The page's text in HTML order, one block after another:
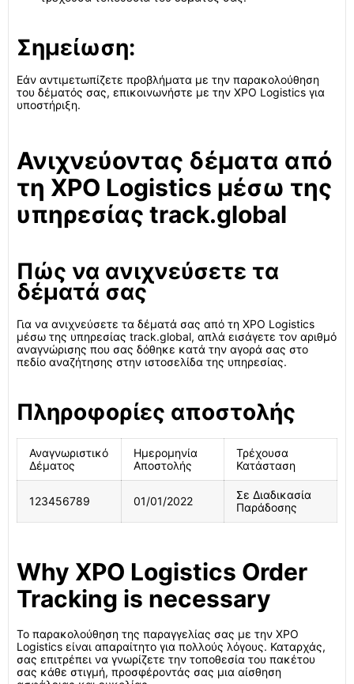
Σημείωση:
Εάν αντιμετωπίζετε προβλήματα με την παρακολούθηση
του δέματός σας, επικοινωνήστε με την XPO Logistics για
υποστήριξη.
Ανιχνεύοντας δέματα από
τη XPO Logistics μέσω της
υπηρεσίας track.global
Πώς να ανιχνεύσετε τα
δέματά σας
Για να ανιχνεύσετε τα δέματά σας από τη XPO Logistics
μέσω της υπηρεσίας track.global, απλά εισάγετε τον αριθμό
αναγνώρισης που σας δόθηκε κατά την αγορά σας στο
πεδίο αναζήτησης στην ιστοσελίδα της υπηρεσίας.
Πληροφορίες αποστολής
Αναγνωριστικό
Δέματος
Ημερομηνία
Αποστολής
Τρέχουσα
Κατάσταση
123456789 01/01/2022
Σε Διαδικασία
Παράδοσης
Why XPO Logistics Order
Tracking is necessary
Το παρακολούθηση της παραγγελίας σας με την XPO
Logistics είναι απαραίτητο για πολλούς λόγους. Καταρχάς,
σας επιτρέπει να γνωρίζετε την τοποθεσία του πακέτου
σας κάθε στιγμή, προσφέροντάς σας μια αίσθηση